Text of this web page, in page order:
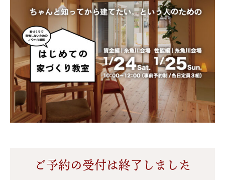
上越スタジオ
スタッフ紹介
ブログ
オレンジフェア
ご予約の受付は終了しました